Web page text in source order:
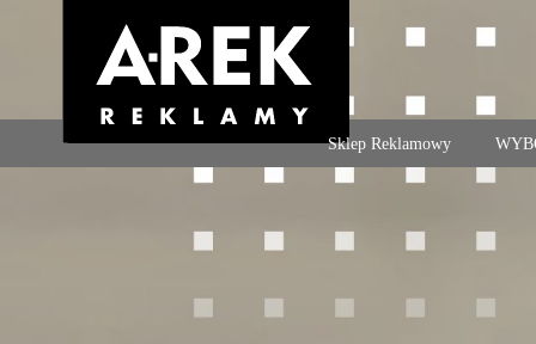
Agencja reklamowa. Reklama – usługi, druk
Sklep Reklamowy